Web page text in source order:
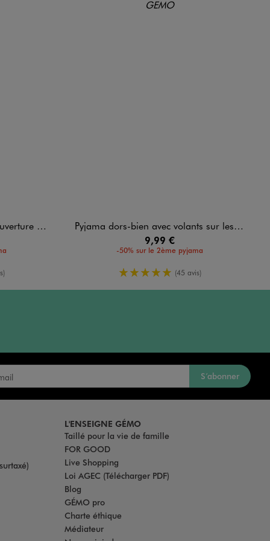
bébé
Pyjama dors-bien avec volants sur les épaules bébé fille
9,99 €
-50% sur le 2ème pyjama
5/5 de moyenne
(45 avis)
S’abonner
L'ENSEIGNE GÉMO
Taillé pour la vie de famille
FOR GOOD
Live Shopping
Loi AGEC (Télécharger PDF)
Blog
GÉMO pro
Charte éthique
Médiateur